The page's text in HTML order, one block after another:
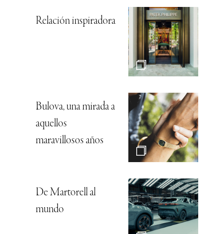
Relación inspiradora
Bulova, una mirada a
aquellos
maravillosos años
De Martorell al
mundo